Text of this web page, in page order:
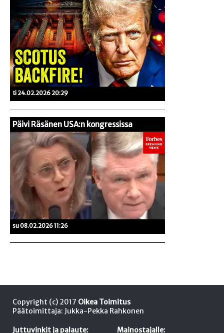
ti 24.02.2026 20:29
Päivi Räsänen USA:n kongressissa
su 08.02.2026 11:26
Copyright (c) 2017 Oikea Toimitus
Päätoimittaja: Jukka-Pekka Rahkonen
Juttuvinkit ja palaute: Mainostajalle: